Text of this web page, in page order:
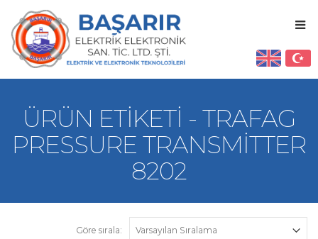
ÜRÜN ETIKETI - TRAFAG
PRESSURE TRANSMITTER
8202
Göre sırala: